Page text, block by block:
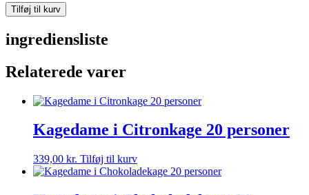
Kagedame
i
Hindbærsnitte
20
antal
Tilføj til kurv
ingrediensliste
Relaterede varer
Kagedame i Citronkage 20 personer
339,00 kr. Tilføj til kurv